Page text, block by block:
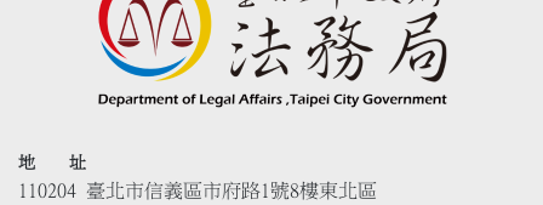
地 址
110204 臺北市信義區市府路1號8樓東北區